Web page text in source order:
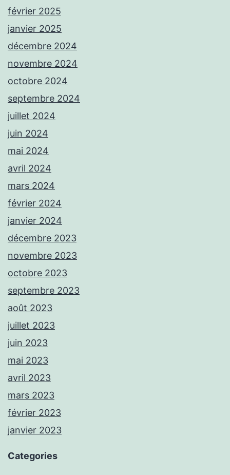
février 2025
janvier 2025
décembre 2024
novembre 2024
octobre 2024
septembre 2024
juillet 2024
juin 2024
mai 2024
avril 2024
mars 2024
février 2024
janvier 2024
décembre 2023
novembre 2023
octobre 2023
septembre 2023
août 2023
juillet 2023
juin 2023
mai 2023
avril 2023
mars 2023
février 2023
janvier 2023
Categories